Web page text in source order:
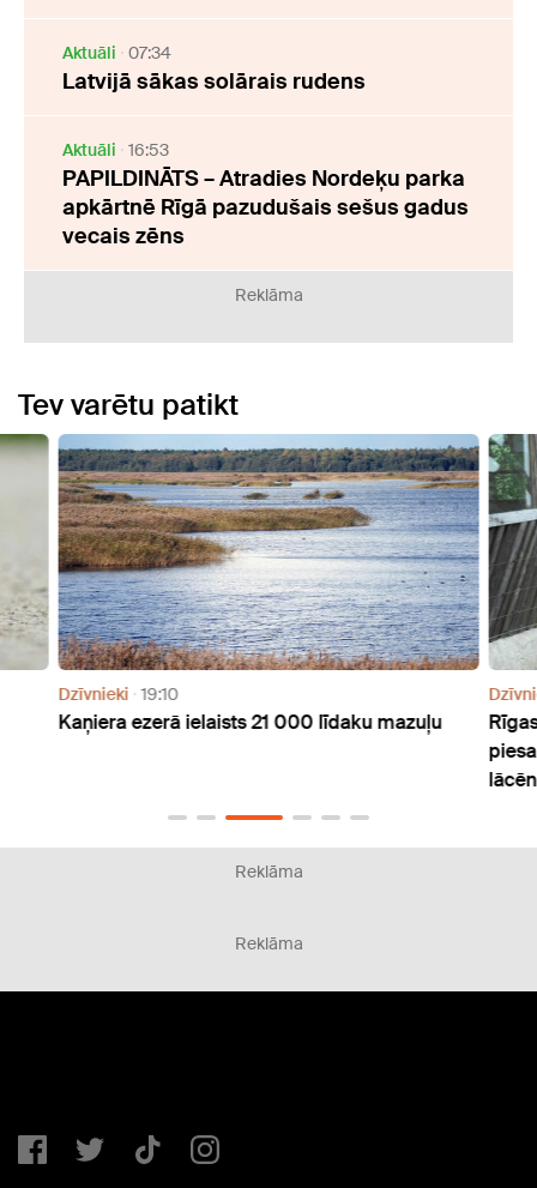
Aktuāli 07:34
Latvijā sākas solārais rudens
Aktuāli 16:53
PAPILDINĀTS – Atradies Nordeķu parka
apkārtnē Rīgā pazudušais sešus gadus
vecais zēns
Reklāma
Tev varētu patikt
Dzīvnieki 19:10
Kaņiera ezerā ielaists 21 000 līdaku mazuļu
Reklāma
Reklāma